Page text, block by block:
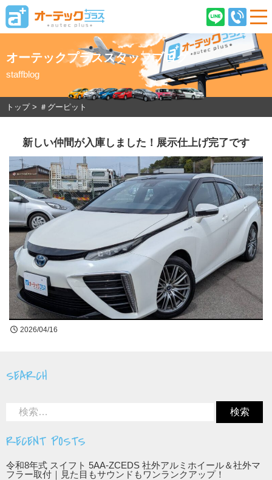
ご契約後のお客様へ 店舗情報
企業情報 採用情報
在庫車情報
オーテックプラスとは
ご購入の流れ
オーテック安心保証
車検・ピットサービス
買取無料査定
お問合せ
オーテックプラススタッフブログ
staffblog
トップ> ＃グーピット
新しい仲間が入庫しました！展示仕上げ完了です
2026/04/16
SEARCH
RECENT POSTS
令和8年式 スイフト 5AA-ZCEDS 社外アルミホイール＆社外マ
フラー取付｜見た目もサウンドもワンランクアップ！